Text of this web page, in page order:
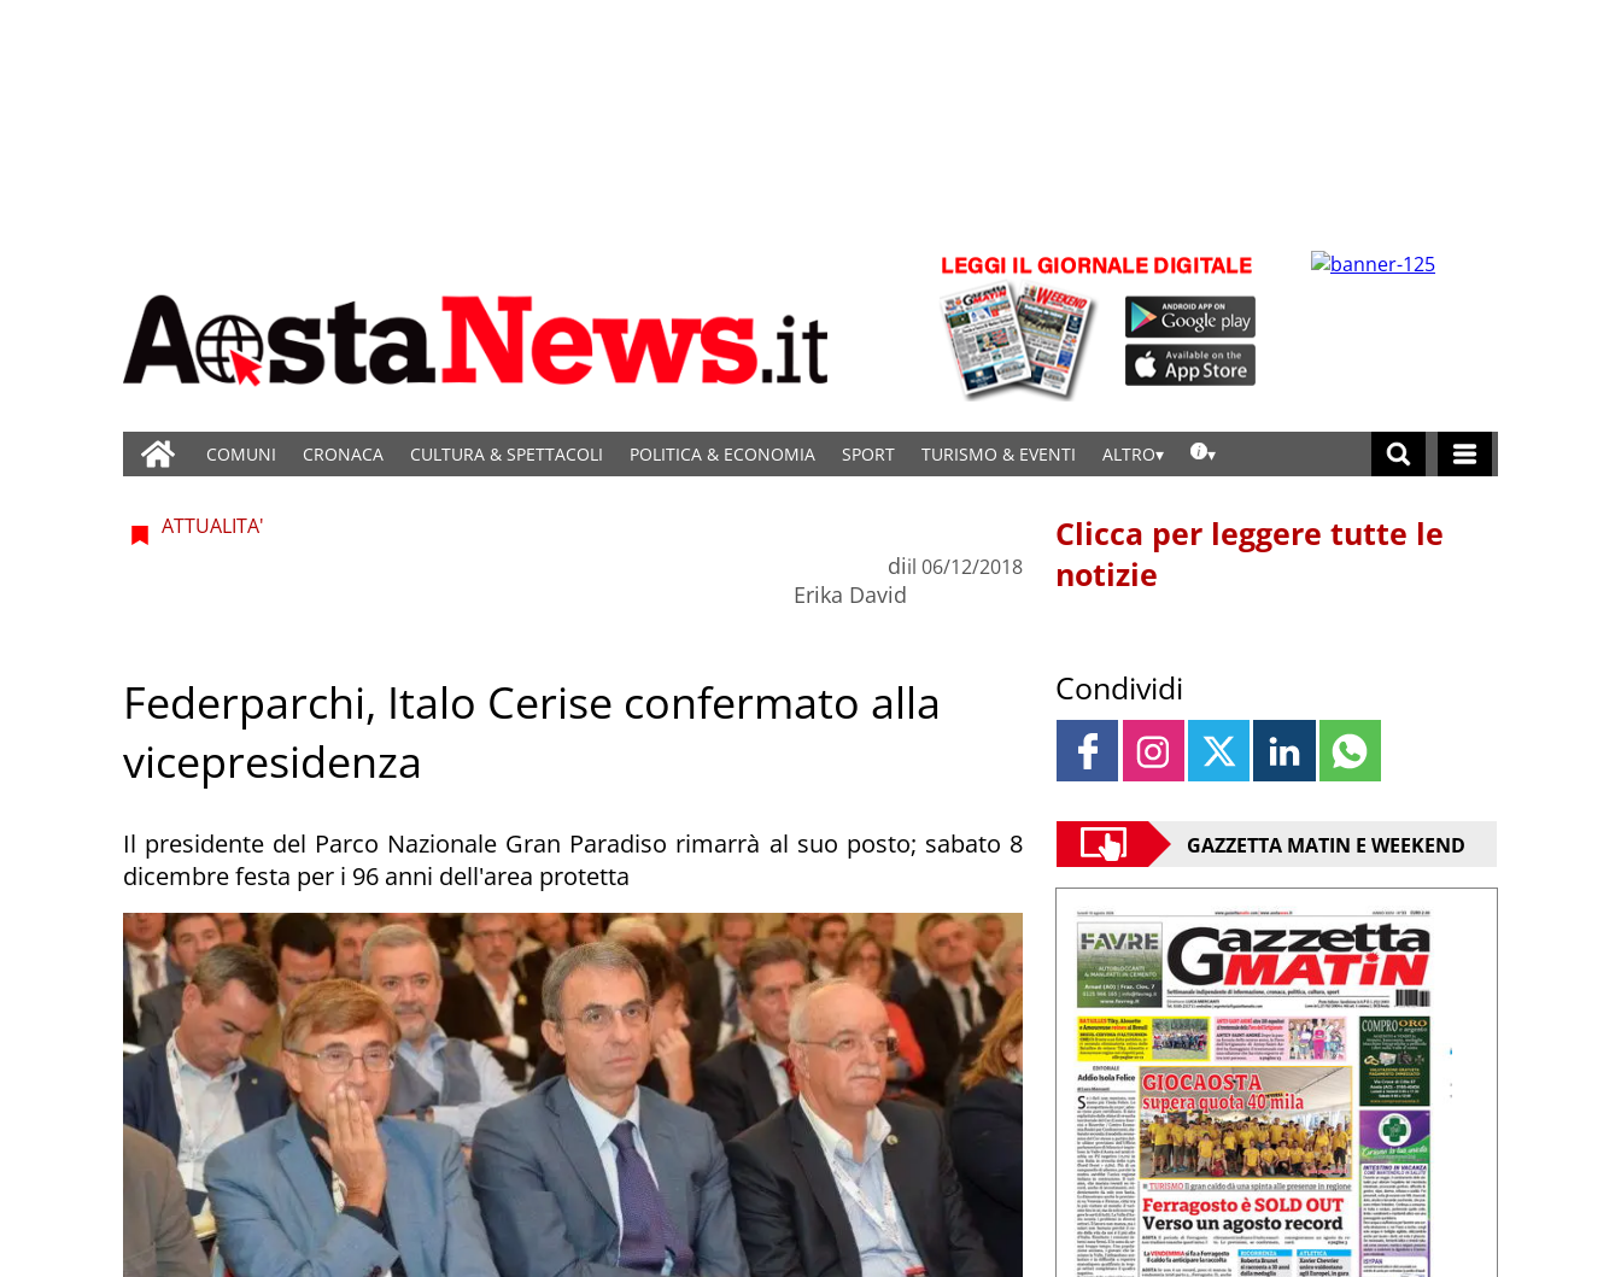
COMUNI CRONACA CULTURA & SPETTACOLI POLITICA & ECONOMIA SPORT TURISMO & EVENTI ALTRO
ATTUALITA'
di
Erika David
il 06/12/2018
Federparchi, Italo Cerise confermato alla
vicepresidenza
Il presidente del Parco Nazionale Gran Paradiso rimarrà al suo posto; sabato 8
dicembre festa per i 96 anni dell'area protetta
Clicca per leggere tutte le
notizie
Condividi
GAZZETTA MATIN E WEEKEND